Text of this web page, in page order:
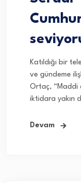
Katıldığı bir
ve gündeme
Ortaç, “Maddi
iktidara yakın
Devam